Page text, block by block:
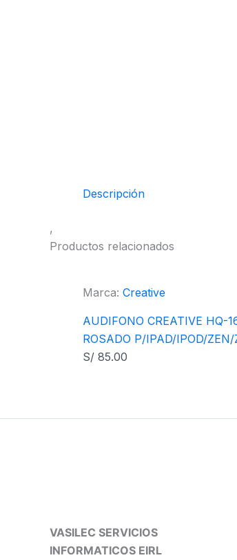
Descripción
,
Productos relacionados
Marca: Creative
AUDIFONO CREATIVE HQ-
ROSADO P/IPAD/IPOD/ZEN/
S/ 85.00
VASILEC SERVICIOS
INFORMATICOS EIRL